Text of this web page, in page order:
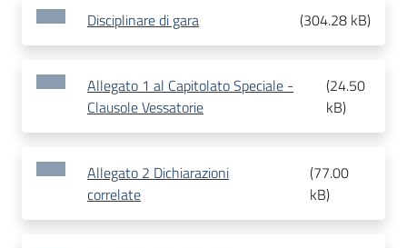
Disciplinare di gara (304.28 kB)
Allegato 1 al Capitolato Speciale -
Clausole Vessatorie
(24.50
kB)
Allegato 2 Dichiarazioni
correlate
(77.00
kB)